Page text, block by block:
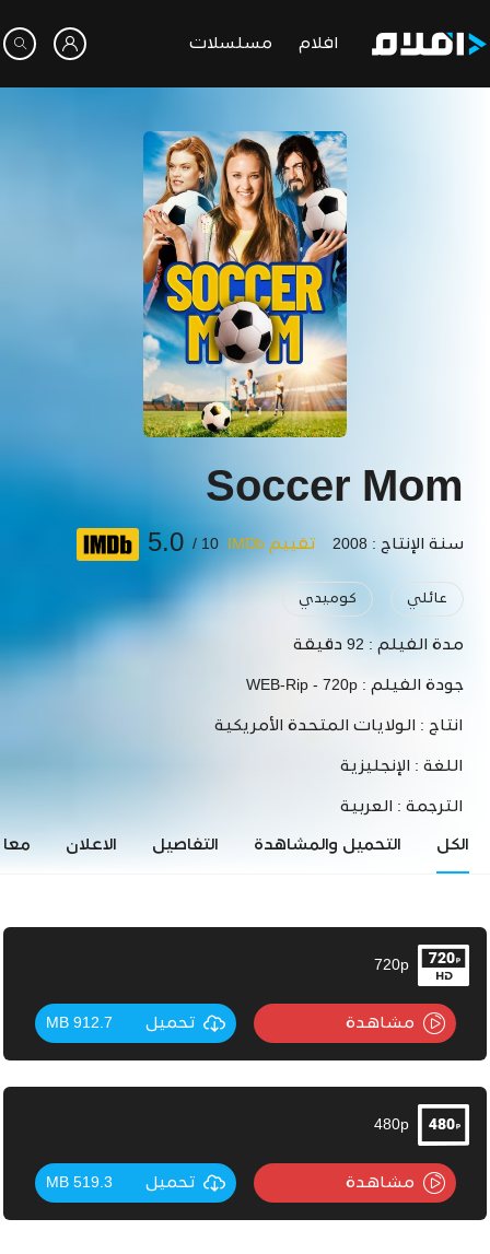
افلام مسلسلات
Soccer Mom
سنة الإنتاج : 2008 تقييم IMDb 10 /
5.0
عائلي كوميدي
مدة الفيلم : 92 دقيقة
جودة الفيلم : WEB-Rip - 720p
انتاج : الولايات المتحدة الأمريكية
اللغة : الإنجليزية
الترجمة : العربية
الكل التحميل والمشاهدة التفاصيل الاعلان
720p
مشاهدة تحميل 912.7 MB
480p
مشاهدة تحميل 519.3 MB